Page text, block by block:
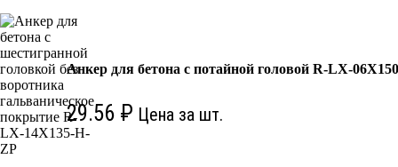
КРЕПЕЖ:
Для кровли
Водосточные воронки
Комплектующие для кровельных воронок
Кровельные воронки с листвоуловителем
Воронки с листвоуловителем и обжимным
Анкер для бетона с потайной головой R-LX-
29.56 ₽ Цена за шт.